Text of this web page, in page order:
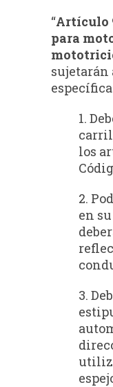
“Artículo
para
sujetarán
1.
los
2.
en
3.